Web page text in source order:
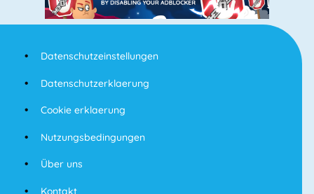
Datenschutzeinstellungen
Datenschutzerklaerung
Cookie erklaerung
Nutzungsbedingungen
Über uns
Kontakt